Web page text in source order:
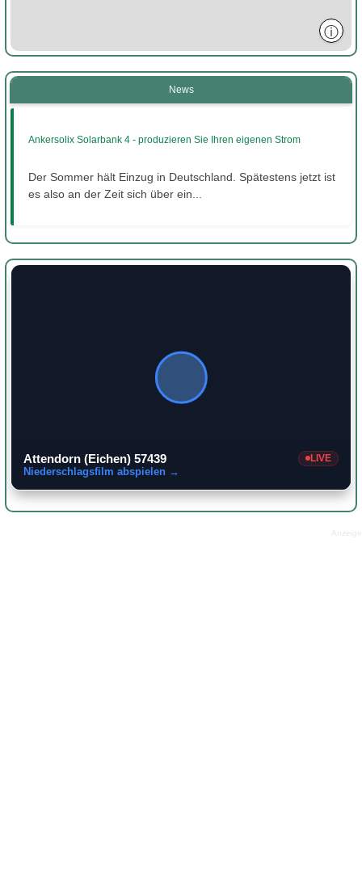
ⓘ
News
Ankersolix Solarbank 4 - produzieren Sie Ihren eigenen Strom
Der Sommer hält Einzug in Deutschland. Spätestens jetzt ist
es also an der Zeit sich über ein...
Attendorn (Eichen) 57439 LIVE
Niederschlagsfilm abspielen →